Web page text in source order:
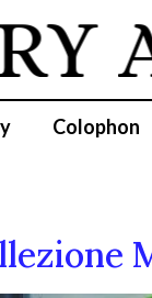
Colophon